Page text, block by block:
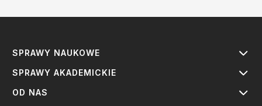
SPRAWY NAUKOWE
SPRAWY AKADEMICKIE
OD NAS